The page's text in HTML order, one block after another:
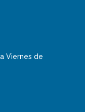
a Viernes de